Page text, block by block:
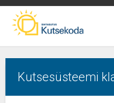
Kutsesüsteemi